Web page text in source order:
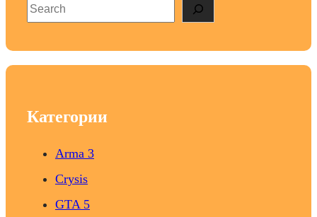
S
e
Категории
Arma 3
Crysis
GTA 5